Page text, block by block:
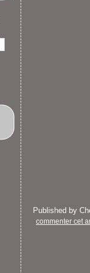
Published by
commenter cet